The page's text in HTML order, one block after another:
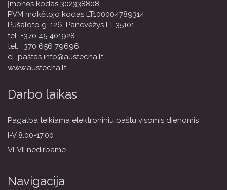
Įmonės kodas 302338808
PVM mokėtojo kodas LT100004789314
Pušaloto g. 126, Panevėžys LT-35101
tel. +370 45 401928
tel. +370 656 79696
el. paštas info@austecha.lt
www.austecha.lt
Darbo laikas
Pagalba teikiama elektroniniu paštu visomis dienomis
I-V 8.00-17.00
VI-VII nedirbame
Navigacija